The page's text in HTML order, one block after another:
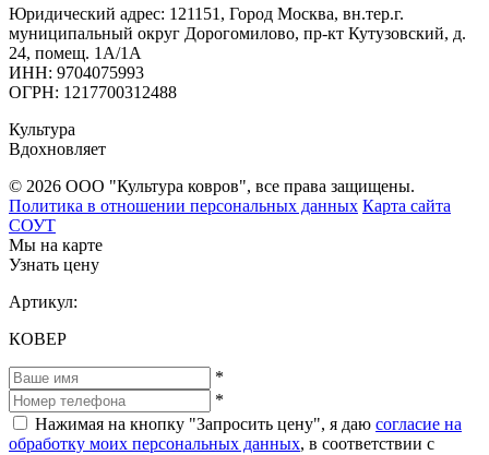
Юридический адрес: 121151, Город Москва, вн.тер.г.
муниципальный округ Дорогомилово, пр-кт Кутузовский, д.
24, помещ. 1А/1А
ИНН: 9704075993
ОГРН: 1217700312488
Культура
Вдохновляет
© 2026 ООО "Культура ковров", все права защищены.
Политика в отношении персональных данных Карта сайта
СОУТ
Мы на карте
Узнать цену
Артикул:
КОВЕР
*
*
Нажимая на кнопку "Запросить цену", я даю согласие на
обработку моих персональных данных, в соответствии с